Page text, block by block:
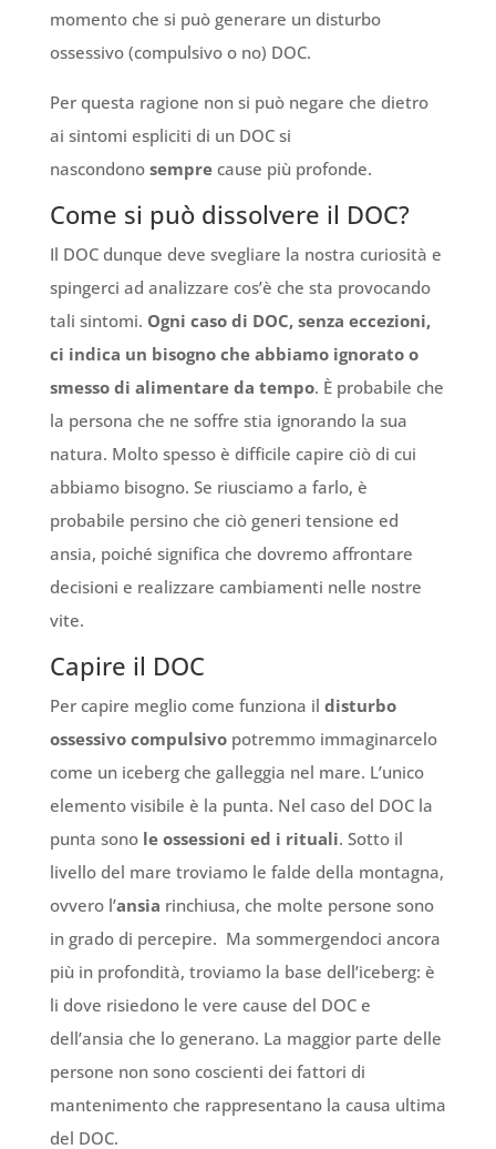
momento che si può generare un disturbo
ossessivo (compulsivo o no) DOC.
Per questa ragione non si può negare che dietro
ai sintomi espliciti di un DOC si
nascondono sempre cause più profonde.
Come si può dissolvere il DOC?
Il DOC dunque deve svegliare la nostra curiosità e
spingerci ad analizzare cos’è che sta provocando
tali sintomi. Ogni caso di DOC, senza eccezioni,
ci indica un bisogno che abbiamo ignorato o
smesso di alimentare da tempo. È probabile che
la persona che ne soffre stia ignorando la sua
natura. Molto spesso è difficile capire ciò di cui
abbiamo bisogno. Se riusciamo a farlo, è
probabile persino che ciò generi tensione ed
ansia, poiché significa che dovremo affrontare
decisioni e realizzare cambiamenti nelle nostre
vite.
Capire il DOC
Per capire meglio come funziona il disturbo
ossessivo compulsivo potremmo immaginarcelo
come un iceberg che galleggia nel mare. L’unico
elemento visibile è la punta. Nel caso del DOC la
punta sono le ossessioni ed i rituali. Sotto il
livello del mare troviamo le falde della montagna,
ovvero l’ansia rinchiusa, che molte persone sono
in grado di percepire. Ma sommergendoci ancora
più in profondità, troviamo la base dell’iceberg: è
li dove risiedono le vere cause del DOC e
dell’ansia che lo generano. La maggior parte delle
persone non sono coscienti dei fattori di
mantenimento che rappresentano la causa ultima
del DOC.